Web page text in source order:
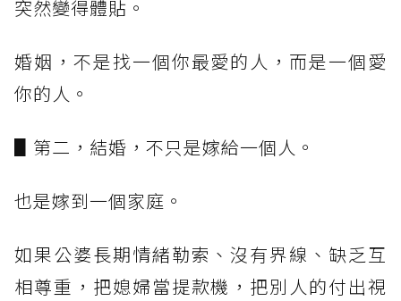
突然變得體貼。
婚姻，不是找一個你最愛的人，而是一個愛
你的人。
▋第二，結婚，不只是嫁給一個人。
也是嫁到一個家庭。
如果公婆長期情緒勒索、沒有界線、缺乏互
相尊重，把媳婦當提款機，把別人的付出視